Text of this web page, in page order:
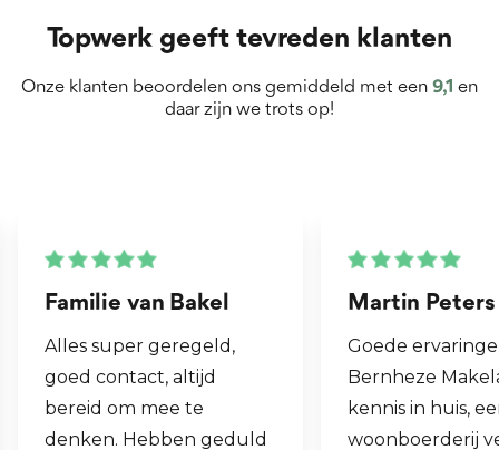
Topwerk geeft tevreden klanten
Onze klanten beoordelen ons gemiddeld met een 9,1 en
daar zijn we trots op!
Martin Peters
Goede ervaringen met
Bernheze Makelaars, veel
kennis in huis, eens onze
woonboerderij verkocht
Henk van
Fijne makelaar.
al mijn 2e
hen laten
ook een